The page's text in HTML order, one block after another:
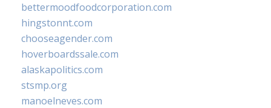
bettermoodfoodcorporation.com
hingstonnt.com
chooseagender.com
hoverboardssale.com
alaskapolitics.com
stsmp.org
manoelneves.com